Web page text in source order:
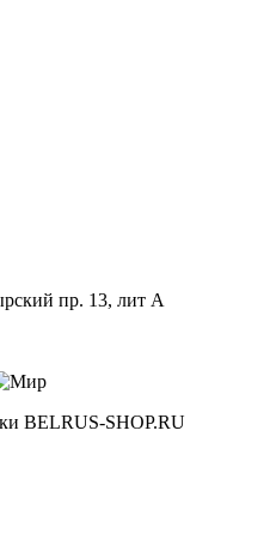
пр. 13, лит А
BELRUS-SHOP.RU